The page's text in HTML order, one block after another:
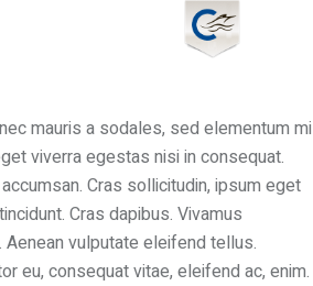
mauris a sodales, sed elementum mi
viverra egestas nisi in consequat.
Cras sollicitudin, ipsum eget
Cras dapibus. Vivamus
vulputate eleifend tellus.
eu, consequat vitae, eleifend ac, enim.